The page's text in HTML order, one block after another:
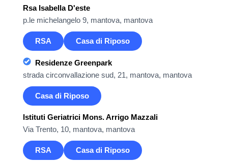
Rsa Isabella D'este
p.le michelangelo 9, mantova, mantova
RSA Casa di Riposo
Residenze Greenpark
strada circonvallazione sud, 21, mantova, mantova
Casa di Riposo
Istituti Geriatrici Mons. Arrigo Mazzali
Via Trento, 10, mantova, mantova
RSA Casa di Riposo